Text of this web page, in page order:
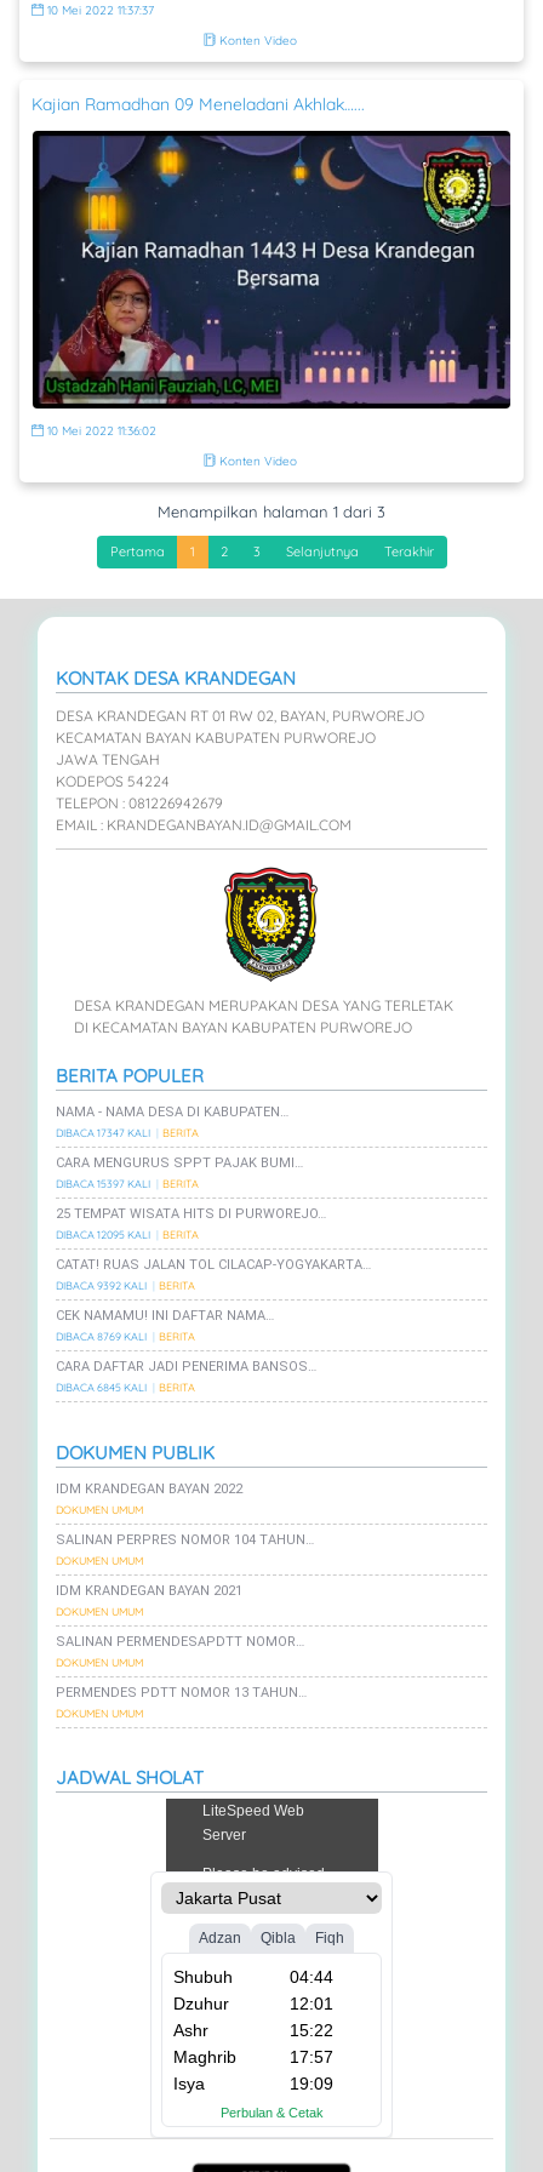
10 Mei 2022 11:37:37
Konten Video
Kajian Ramadhan 09 Meneladani Akhlak…...
10 Mei 2022 11:36:02
Konten Video
Menampilkan halaman 1 dari 3
Pertama 1 2 3 Selanjutnya Terakhir
KONTAK DESA KRANDEGAN
DESA KRANDEGAN RT 01 RW 02, BAYAN, PURWOREJO
KECAMATAN BAYAN KABUPATEN PURWOREJO
JAWA TENGAH
KODEPOS 54224
TELEPON : 081226942679
EMAIL : KRANDEGANBAYAN.ID@GMAIL.COM
DESA KRANDEGAN MERUPAKAN DESA YANG TERLETAK
DI KECAMATAN BAYAN KABUPATEN PURWOREJO
BERITA POPULER
NAMA - NAMA DESA DI KABUPATEN…
DIBACA 17347 KALI BERITA
CARA MENGURUS SPPT PAJAK BUMI…
DIBACA 15397 KALI BERITA
25 TEMPAT WISATA HITS DI PURWOREJO…
DIBACA 12095 KALI BERITA
CATAT! RUAS JALAN TOL CILACAP-YOGYAKARTA…
DIBACA 9392 KALI BERITA
CEK NAMAMU! INI DAFTAR NAMA…
DIBACA 8769 KALI BERITA
CARA DAFTAR JADI PENERIMA BANSOS…
DIBACA 6845 KALI BERITA
DOKUMEN PUBLIK
IDM KRANDEGAN BAYAN 2022
DOKUMEN UMUM
SALINAN PERPRES NOMOR 104 TAHUN…
DOKUMEN UMUM
IDM KRANDEGAN BAYAN 2021
DOKUMEN UMUM
SALINAN PERMENDESAPDTT NOMOR…
DOKUMEN UMUM
PERMENDES PDTT NOMOR 13 TAHUN…
DOKUMEN UMUM
JADWAL SHOLAT